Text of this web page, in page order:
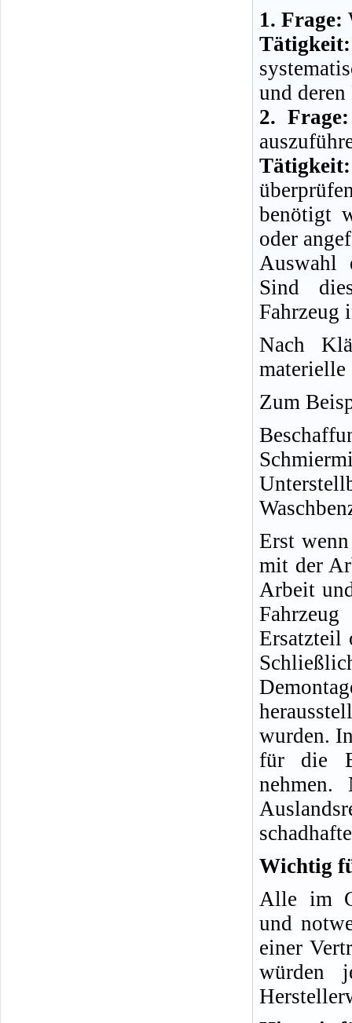
1. Frage:
Tätigkeit:
und
2. Frage:
Tätigkeit:
benötigt
oder
Auswahl
Sind
Fahrzeug
Nach
materielle
Zum
Erst
mit der
Arbeit
Ersatzteil
wurden.
für die
Wichtig
Alle im
und
einer
würden